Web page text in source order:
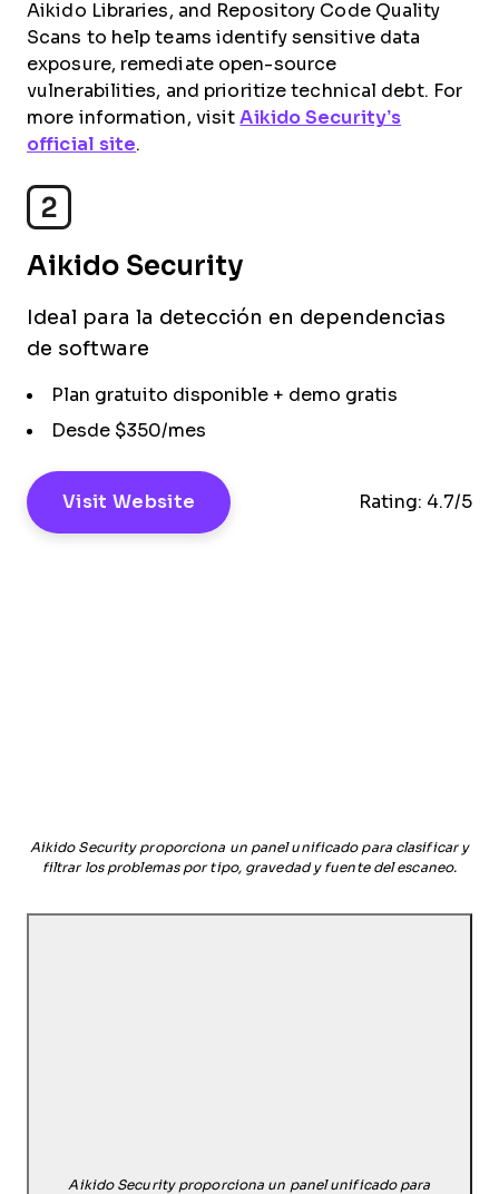
2
Aikido Security
Ideal para la detección en dependencias
de software
Plan gratuito disponible + demo gratis
Desde $350/mes
Visit Website Rating: 4.7/5
Aikido Security proporciona un panel unificado para clasificar y
filtrar los problemas por tipo, gravedad y fuente del escaneo.
Aikido Security proporciona un panel unificado para
Aikido Libraries, and Repository Code Quality
Scans to help teams identify sensitive data
exposure, remediate open-source
vulnerabilities, and prioritize technical debt. For
more information, visitAikido Security’s
official site.